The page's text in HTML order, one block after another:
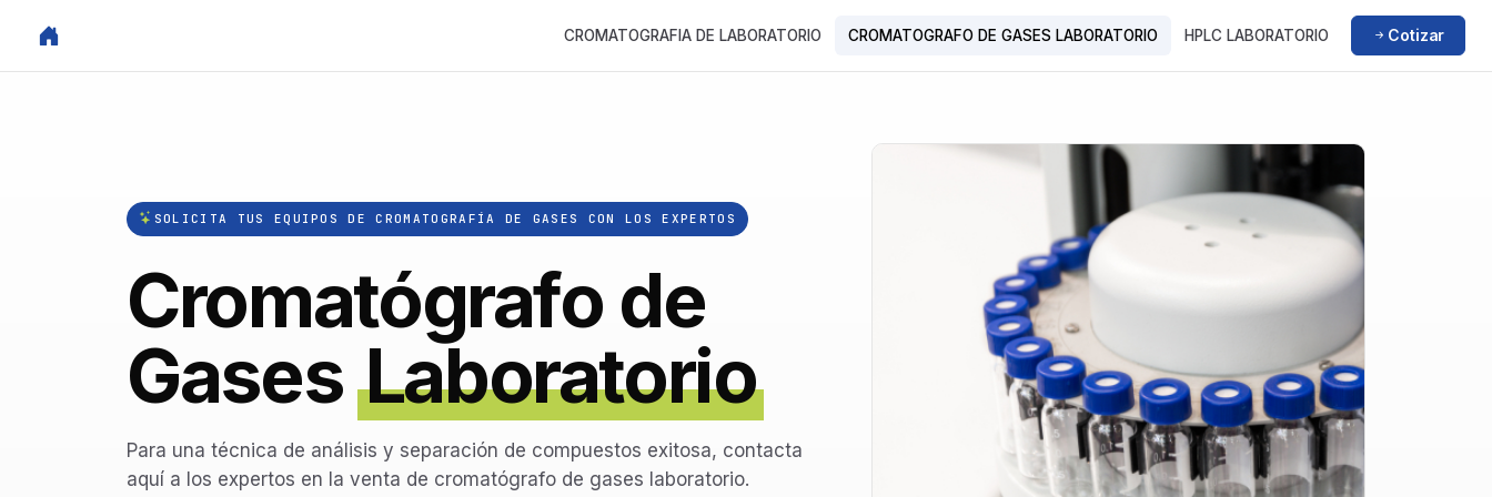
CROMATOGRAFIA DE LABORATORIO CROMATOGRAFO DE GASES LABORATORIO HPLC LABORATORIO Cotizar
SOLICITA TUS EQUIPOS DE CROMATOGRAFÍA DE GASES CON LOS EXPERTOS
Cromatógrafo de
Gases Laboratorio
Para una técnica de análisis y separación de compuestos exitosa, contacta
aquí a los expertos en la venta de cromatógrafo de gases laboratorio.